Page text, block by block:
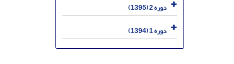
دوره 2 (1395)
دوره 1 (1394)